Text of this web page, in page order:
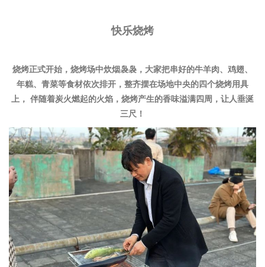
快乐烧烤
烧烤正式开始，烧烤场中炊烟袅袅，大家把串好的牛羊肉、鸡翅、
年糕、青菜等食材依次排开，整齐摆在场地中央的四个烧烤用具
上， 伴随着炭火燃起的火焰，烧烤产生的香味溢满四周，让人垂涎
三尺！